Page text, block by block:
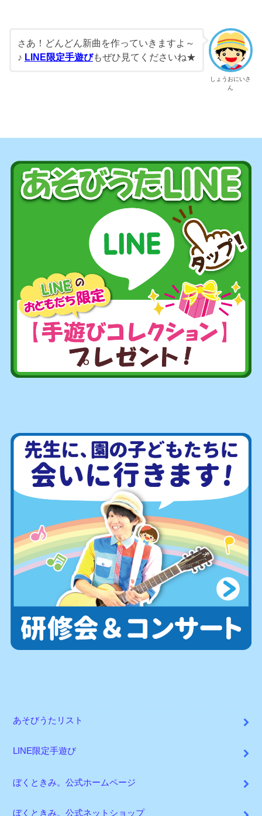
しょうおにいさ
ん
さ あ！どんどん新曲を作っていきますよ～
♪ LINE限定手遊びもぜひ見てくださいね★
あそびうたリスト
LINE限定手遊び
ぼくときみ。公式ホームページ
ぼくときみ。公式ネットショップ